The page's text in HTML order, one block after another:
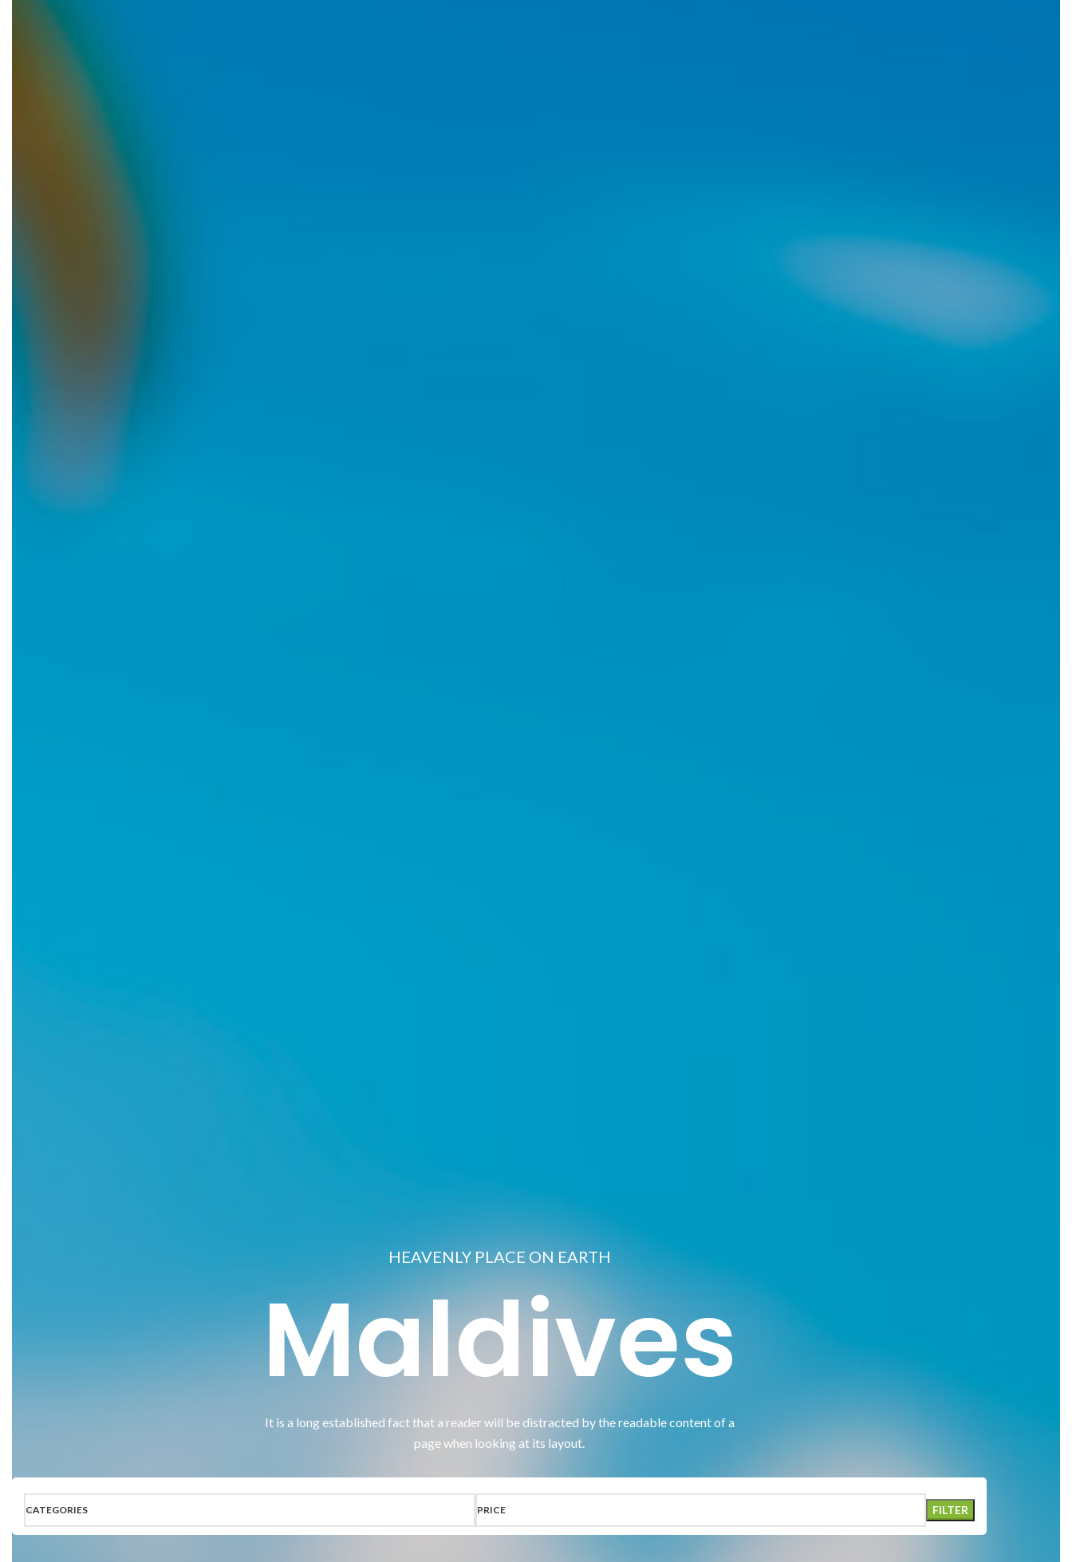
HEAVENLY PLACE ON EARTH
Maldives
It is a long established fact that a reader will be distracted by the readable content of a
page when looking at its layout.
CATEGORIES PRICE FILTER